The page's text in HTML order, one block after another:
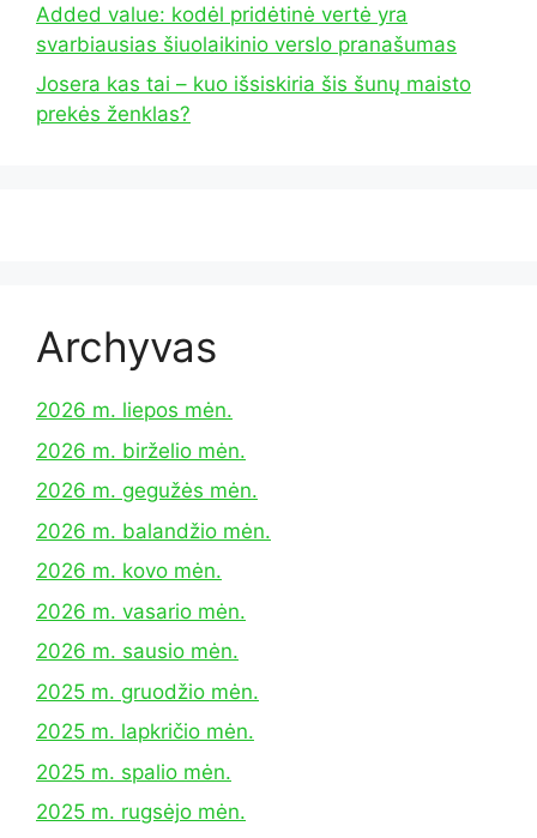
Added value: kodėl pridėtinė vertė yra
svarbiausias šiuolaikinio verslo pranašumas
Josera kas tai – kuo išsiskiria šis šunų maisto
prekės ženklas?
Archyvas
2026 m. liepos mėn.
2026 m. birželio mėn.
2026 m. gegužės mėn.
2026 m. balandžio mėn.
2026 m. kovo mėn.
2026 m. vasario mėn.
2026 m. sausio mėn.
2025 m. gruodžio mėn.
2025 m. lapkričio mėn.
2025 m. spalio mėn.
2025 m. rugsėjo mėn.